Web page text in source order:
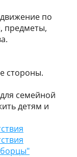
по
предметы,
стороны.
семейной
детям и